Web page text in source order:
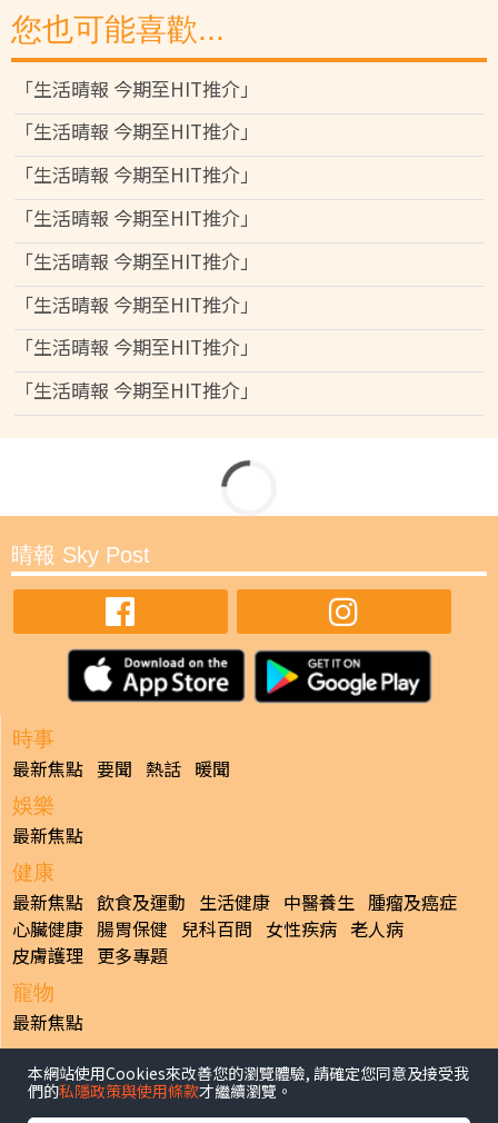
您也可能喜歡...
「生活晴報 今期至HIT推介」
「生活晴報 今期至HIT推介」
「生活晴報 今期至HIT推介」
「生活晴報 今期至HIT推介」
「生活晴報 今期至HIT推介」
「生活晴報 今期至HIT推介」
「生活晴報 今期至HIT推介」
「生活晴報 今期至HIT推介」
晴報 Sky Post
時事
最新焦點 要聞 熱話 暖聞
娛樂
最新焦點
健康
最新焦點 飲食及運動 生活健康 中醫養生 腫瘤及癌症
心臟健康 腸胃保健 兒科百問 女性疾病 老人病
皮膚護理 更多專題
寵物
最新焦點
最新焦點
本網站使用Cookies來改善您的瀏覽體驗, 請確定您同意及接受我
們的私隱政策與使用條款才繼續瀏覽。